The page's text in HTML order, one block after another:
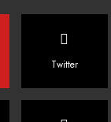
Twitter